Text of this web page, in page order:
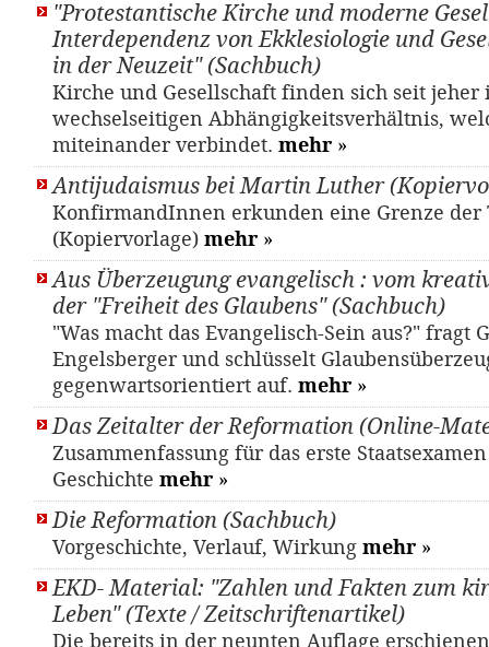
"Protestantische Kirche und moderne
Interdependenz von Ekklesiologie und
in der Neuzeit" (Sachbuch)
Kirche und Gesellschaft finden sich seit jeher
wechselseitigen Abhängigkeitsverhältnis,
miteinander verbindet. mehr »
Antijudaismus bei Martin Luther
KonfirmandInnen erkunden eine Grenze der
(Kopiervorlage) mehr »
Aus Überzeugung evangelisch : vom
der "Freiheit des Glaubens" (Sachbuch)
"Was macht das Evangelisch-Sein aus?" fragt
Engelsberger und schlüsselt
gegenwartsorientiert auf. mehr »
Das Zeitalter der Reformation (Online-
Zusammenfassung für das erste Staatsexamen
Geschichte mehr »
Die Reformation (Sachbuch)
Vorgeschichte, Verlauf, Wirkung mehr »
EKD- Material: "Zahlen und Fakten zum
Leben" (Texte / Zeitschriftenartikel)
Die bereits in der neunten Auflage